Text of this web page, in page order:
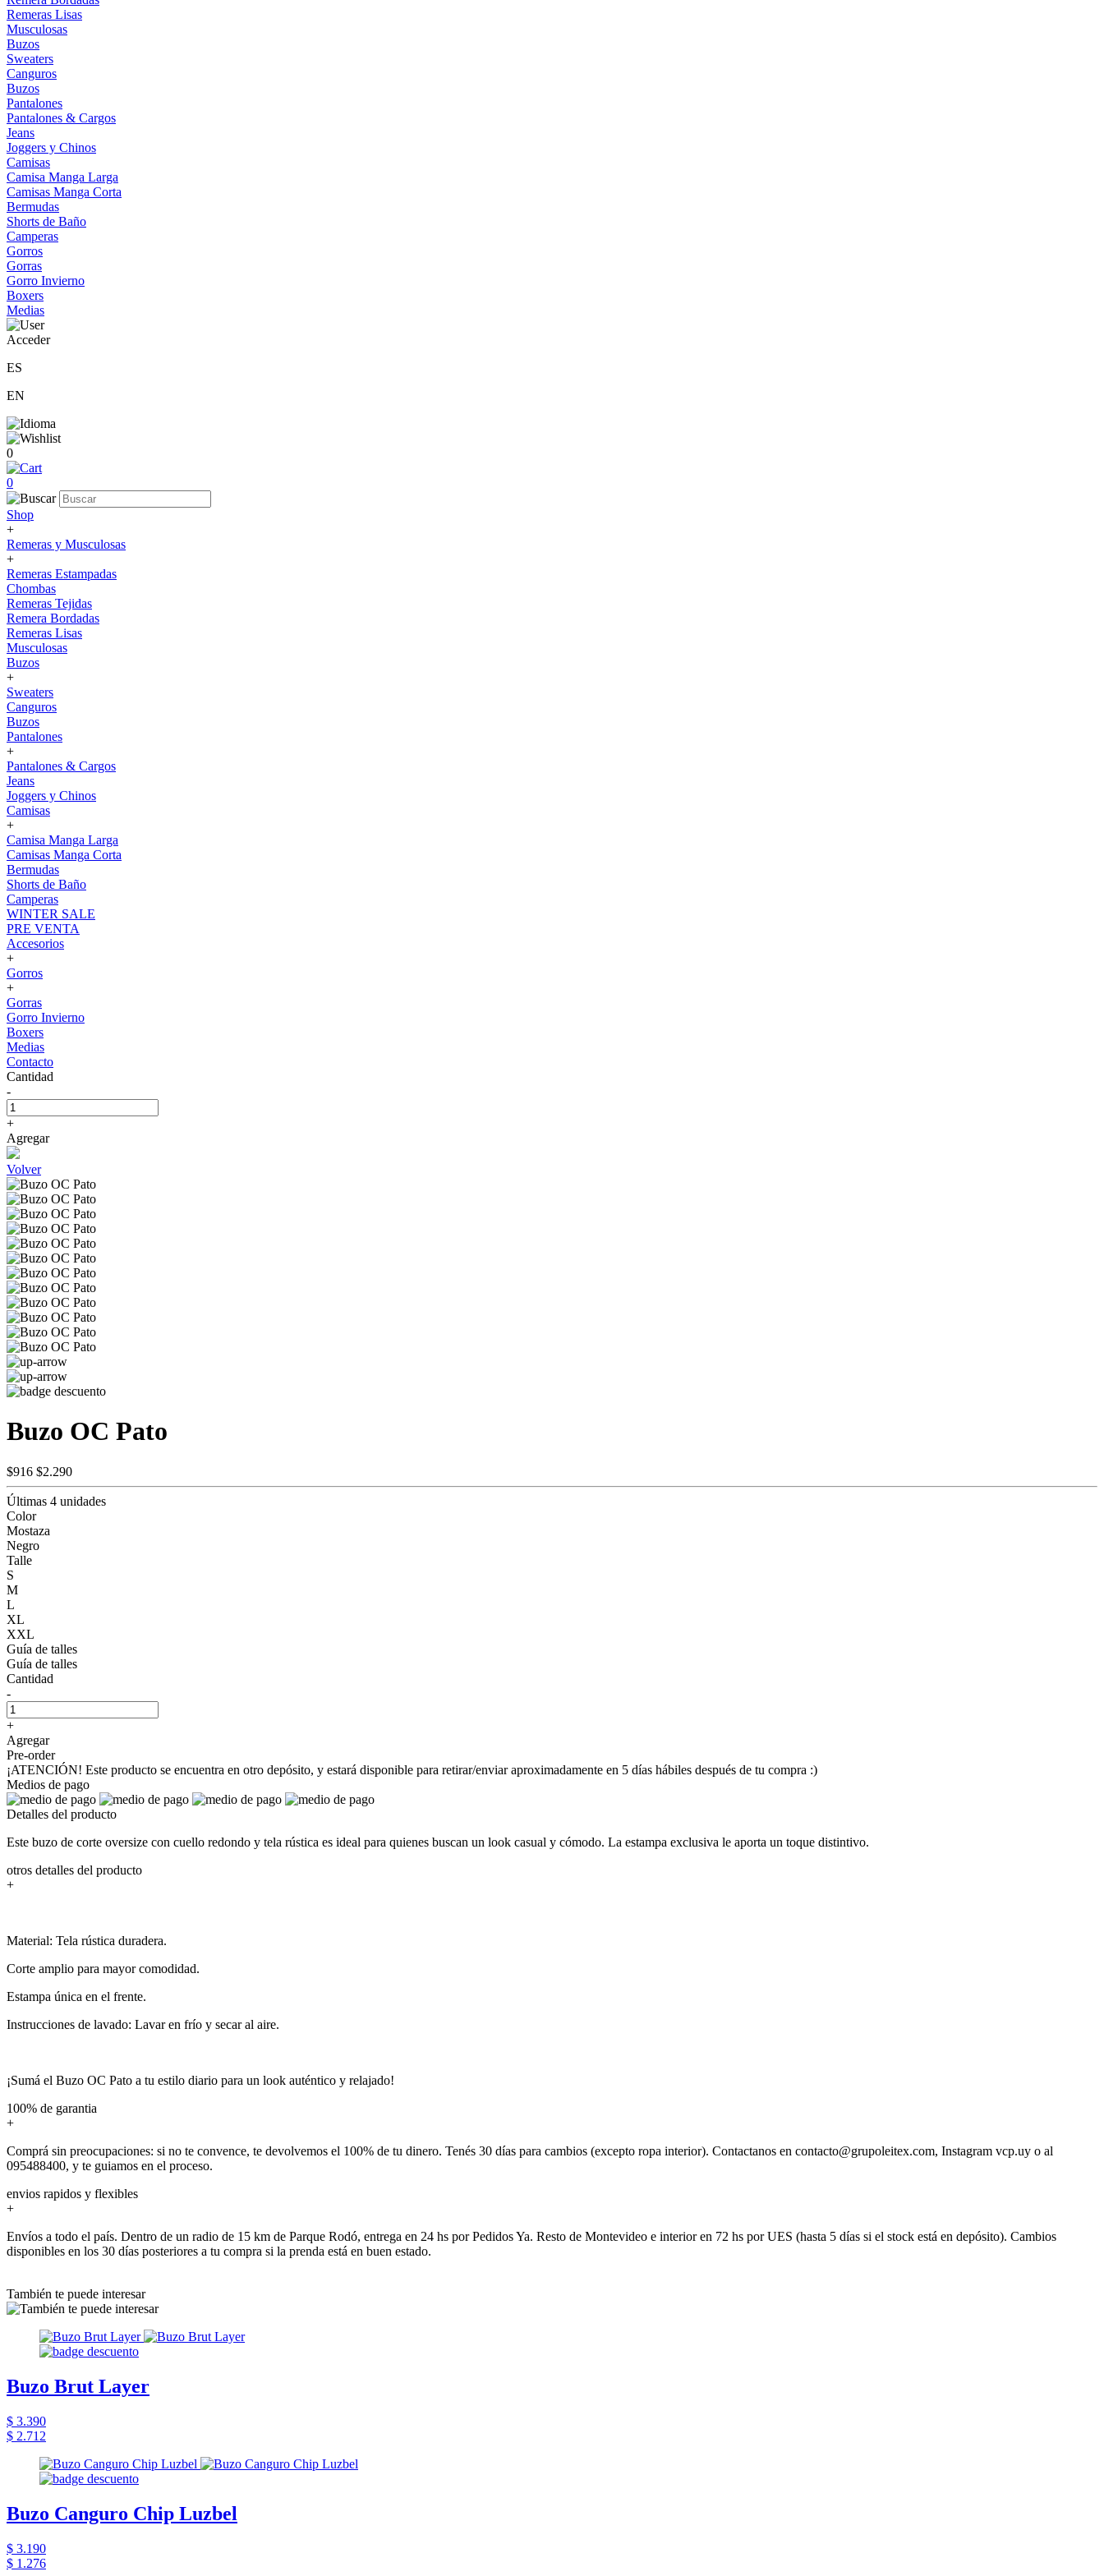
Remeras Lisas
Musculosas
Buzos
Sweaters
Canguros
Buzos
Pantalones
Pantalones & Cargos
Jeans
Joggers y Chinos
Camisas
Camisa Manga Larga
Camisas Manga Corta
Bermudas
Shorts de Baño
Camperas
Gorros
Gorras
Gorro Invierno
Boxers
Medias
Acceder
ES
EN
0
0
Shop
+
Remeras y Musculosas
+
Remeras Estampadas
Chombas
Remeras Tejidas
Remera Bordadas
Remeras Lisas
Musculosas
Buzos
+
Sweaters
Canguros
Buzos
Pantalones
+
Pantalones & Cargos
Jeans
Joggers y Chinos
Camisas
+
Camisa Manga Larga
Camisas Manga Corta
Bermudas
Shorts de Baño
Camperas
WINTER SALE
PRE VENTA
Accesorios
+
Gorros
+
Gorras
Gorro Invierno
Boxers
Medias
Contacto
Cantidad
-
+
Agregar
Volver
Buzo OC Pato
$916 $2.290
Últimas 4 unidades
Color
Mostaza
Negro
Talle
S
M
L
XL
XXL
Guía de talles
Guía de talles
Cantidad
-
+
Agregar
Pre-order
¡ATENCIÓN! Este producto se encuentra en otro depósito, y estará disponible para retirar/enviar aproximadamente en 5 días hábiles después de tu compra :)
Medios de pago
Detalles del producto
Este buzo de corte oversize con cuello redondo y tela rústica es ideal para quienes buscan un look casual y cómodo. La estampa exclusiva le aporta un toque distintivo.
otros detalles del producto
+
Material: Tela rústica duradera.
Corte amplio para mayor comodidad.
Estampa única en el frente.
Instrucciones de lavado: Lavar en frío y secar al aire.
¡Sumá el Buzo OC Pato a tu estilo diario para un look auténtico y relajado!
100% de garantia
+
Comprá sin preocupaciones: si no te convence, te devolvemos el 100% de tu dinero. Tenés 30 días para cambios (excepto ropa interior). Contactanos en contacto@grupoleitex.com, Instagram vcp.uy o al
095488400, y te guiamos en el proceso.
envios rapidos y flexibles
+
Envíos a todo el país. Dentro de un radio de 15 km de Parque Rodó, entrega en 24 hs por Pedidos Ya. Resto de Montevideo e interior en 72 hs por UES (hasta 5 días si el stock está en depósito). Cambios
disponibles en los 30 días posteriores a tu compra si la prenda está en buen estado.
También te puede interesar
Buzo Brut Layer
$ 3.390
$ 2.712
Buzo Canguro Chip Luzbel
$ 3.190
$ 1.276